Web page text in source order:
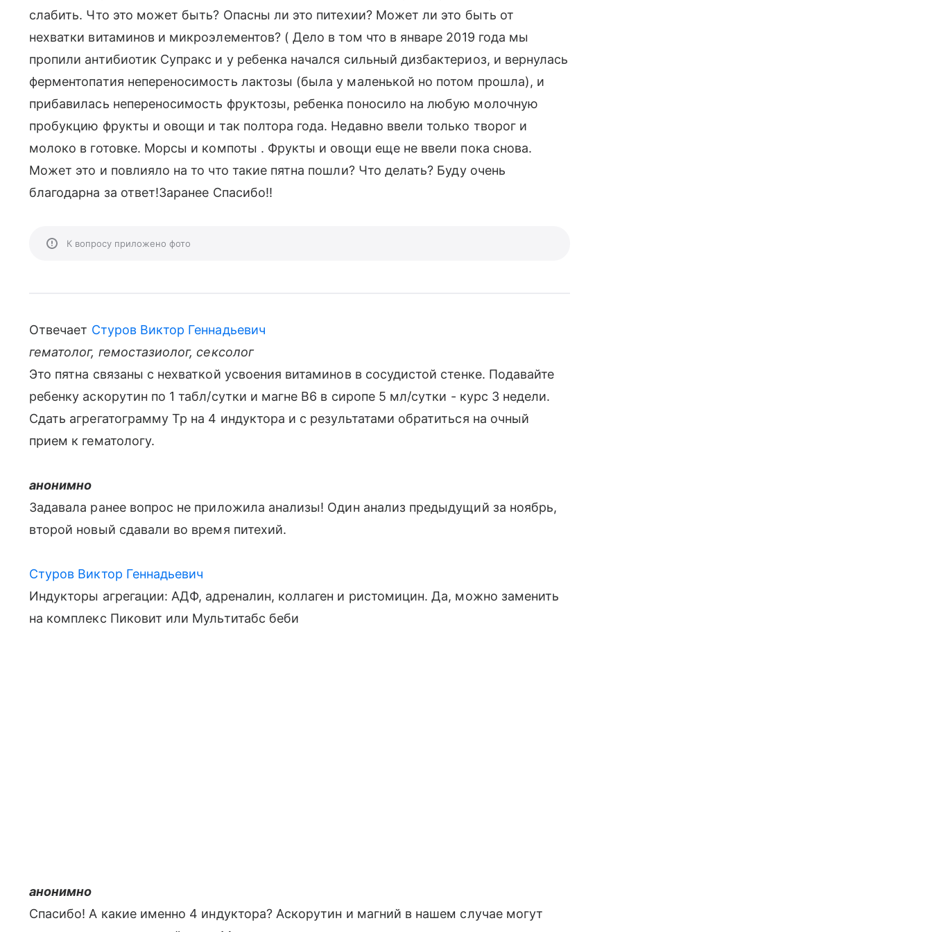
слабить. Что это может быть? Опасны ли это питехии? Может ли это быть от
нехватки витаминов и микроэлементов? ( Дело в том что в январе 2019 года мы
пропили антибиотик Супракс и у ребенка начался сильный дизбактериоз, и вернулась
ферментопатия непереносимость лактозы (была у маленькой но потом прошла), и
прибавилась непереносимость фруктозы, ребенка поносило на любую молочную
пробукцию фрукты и овощи и так полтора года. Недавно ввели только творог и
молоко в готовке. Морсы и компоты . Фрукты и овощи еще не ввели пока снова.
Может это и повлияло на то что такие пятна пошли? Что делать? Буду очень
благодарна за ответ!Заранее Спасибо!!
К вопросу приложено фото
Отвечает Стуров Виктор Геннадьевич
гематолог, гемостазиолог, сексолог
Это пятна связаны с нехваткой усвоения витаминов в сосудистой стенке. Подавайте
ребенку аскорутин по 1 табл/сутки и магне В6 в сиропе 5 мл/сутки - курс 3 недели.
Сдать агрегатограмму Тр на 4 индуктора и с результатами обратиться на очный
прием к гематологу.
анонимно
Задавала ранее вопрос не приложила анализы! Один анализ предыдущий за ноябрь,
второй новый сдавали во время питехий.
Стуров Виктор Геннадьевич
Индукторы агрегации: АДФ, адреналин, коллаген и ристомицин. Да, можно заменить
на комплекс Пиковит или Мультитабс беби
анонимно
Спасибо! А какие именно 4 индуктора? Аскорутин и магний в нашем случае могут